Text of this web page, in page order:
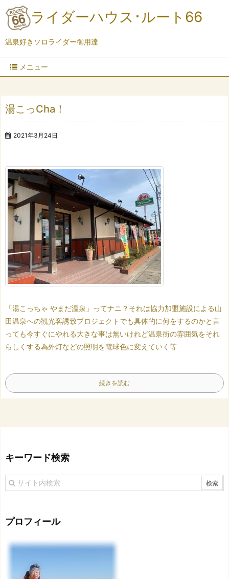
ライダーハウス･ルート66
温泉好きソロライダー御用達
メニュー
湯こっCha！
2021年3月24日
「湯こっちゃ やまだ温泉」ってナニ？ それは協力加盟施設による山
田温泉への観光客誘致プロジェクト でも具体的に何をするのかと言
っても今すぐにやれる大きな事は無いけれど温泉街の雰囲気をそれ
らしくする為外灯などの照明を電球色に変えていく等
続きを読む
キーワード検索
プロフィール